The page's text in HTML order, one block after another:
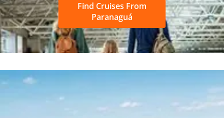
Find Cruises From
Paranaguá